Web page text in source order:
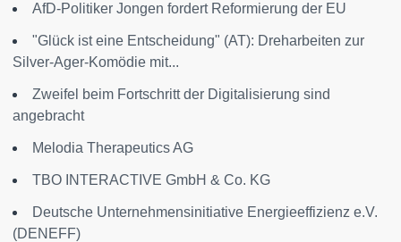
AfD-Politiker Jongen fordert Reformierung der EU
"Glück ist eine Entscheidung" (AT): Dreharbeiten zur
Silver-Ager-Komödie mit...
Zweifel beim Fortschritt der Digitalisierung sind
angebracht
Melodia Therapeutics AG
TBO INTERACTIVE GmbH & Co. KG
Deutsche Unternehmensinitiative Energieeffizienz e.V.
(DENEFF)